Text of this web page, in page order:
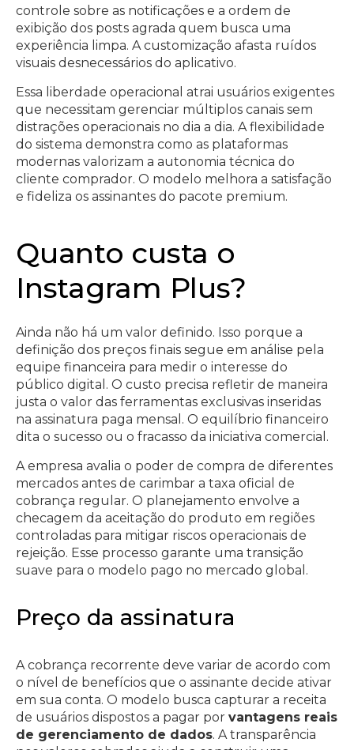
controle sobre as notificações e a ordem de
exibição dos posts agrada quem busca uma
experiência limpa. A customização afasta ruídos
visuais desnecessários do aplicativo.
Essa liberdade operacional atrai usuários exigentes
que necessitam gerenciar múltiplos canais sem
distrações operacionais no dia a dia. A flexibilidade
do sistema demonstra como as plataformas
modernas valorizam a autonomia técnica do
cliente comprador. O modelo melhora a satisfação
e fideliza os assinantes do pacote premium.
Quanto custa o
Instagram Plus?
Ainda não há um valor definido. Isso porque a
definição dos preços finais segue em análise pela
equipe financeira para medir o interesse do
público digital. O custo precisa refletir de maneira
justa o valor das ferramentas exclusivas inseridas
na assinatura paga mensal. O equilíbrio financeiro
dita o sucesso ou o fracasso da iniciativa comercial.
A empresa avalia o poder de compra de diferentes
mercados antes de carimbar a taxa oficial de
cobrança regular. O planejamento envolve a
checagem da aceitação do produto em regiões
controladas para mitigar riscos operacionais de
rejeição. Esse processo garante uma transição
suave para o modelo pago no mercado global.
Preço da assinatura
A cobrança recorrente deve variar de acordo com
o nível de benefícios que o assinante decide ativar
em sua conta. O modelo busca capturar a receita
de usuários dispostos a pagar por vantagens reais
de gerenciamento de dados. A transparência